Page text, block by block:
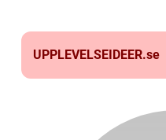
UPPLEVELSEIDEER.se